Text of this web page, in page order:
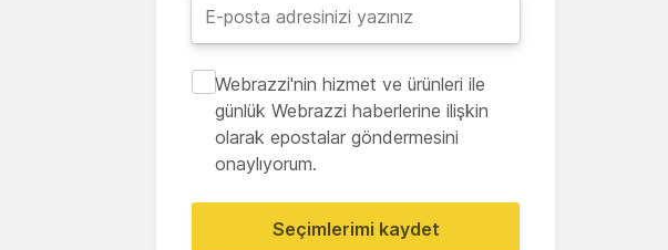
Webrazzi'nin hizmet ve ürünleri ile
günlük Webrazzi haberlerine ilişkin
olarak epostalar göndermesini
onaylıyorum.
Seçimlerimi kaydet